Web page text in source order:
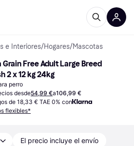
e Interiores/Hogares/Mascotas
Grain Free Adult Large Breed
2 x 12 kg 24kg
perro
desde54,99 €a106,99 €
de 18,33 € TAE 0% con
flexibles*
El precio incluye el envío